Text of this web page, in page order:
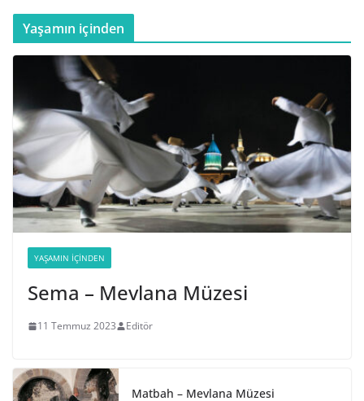
Yaşamın içinden
YAŞAMIN İÇINDEN
Sema – Mevlana Müzesi
11 Temmuz 2023 Editör
Matbah – Mevlana Müzesi